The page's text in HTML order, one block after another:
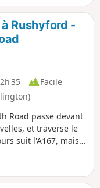
Rushyford -
2h 35
Facile
Road passe devant
et traverse le
suit l'A167, mais